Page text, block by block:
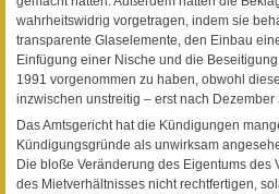
wahrheitswidrig vorgetragen, indem sie
transparente Glaselemente, den Einbau
Einfügung einer Nische und die
1991 vorgenommen zu haben, obwohl
inzwischen unstreitig – erst nach
Das Amtsgericht hat die Kündigungen
Kündigungsgründe als unwirksam
Die bloße Veränderung des Eigentums des
des Mietverhältnisses nicht rechtfertigen,